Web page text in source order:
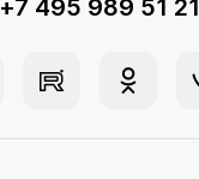
+7 495 989 51 21